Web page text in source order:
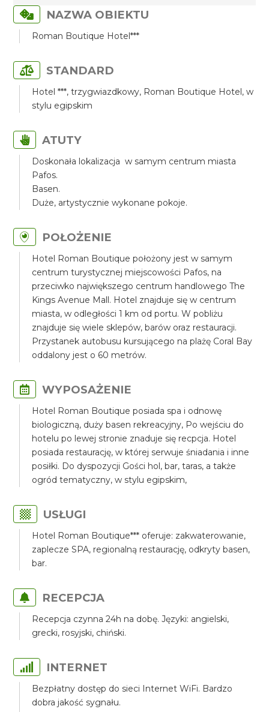
NAZWA OBIEKTU
Roman Boutique Hotel***
STANDARD
Hotel ***, trzygwiazdkowy, Roman Boutique Hotel, w
stylu egipskim
ATUTY
Doskonała lokalizacja w samym centrum miasta
Pafos.
Basen.
Duże, artystycznie wykonane pokoje.
POŁOŻENIE
Hotel Roman Boutique położony jest w samym
centrum turystycznej miejscowości Pafos, na
przeciwko największego centrum handlowego The
Kings Avenue Mall. Hotel znajduje się w centrum
miasta, w odległości 1 km od portu. W pobliżu
znajduje się wiele sklepów, barów oraz restauracji.
Przystanek autobusu kursującego na plażę Coral Bay
oddalony jest o 60 metrów.
WYPOSAŻENIE
Hotel Roman Boutique posiada spa i odnowę
biologiczną, duży basen rekreacyjny, Po wejściu do
hotelu po lewej stronie znaduje się recpcja. Hotel
posiada restaurację, w której serwuje śniadania i inne
posiłki. Do dyspozycji Gości hol, bar, taras, a także
ogród tematyczny, w stylu egipskim,
USŁUGI
Hotel Roman Boutique*** oferuje: zakwaterowanie,
zaplecze SPA, regionalną restaurację, odkryty basen,
bar.
RECEPCJA
Recepcja czynna 24h na dobę. Języki: angielski,
grecki, rosyjski, chiński.
INTERNET
Bezpłatny dostęp do sieci Internet WiFi. Bardzo
dobra jakość sygnału.